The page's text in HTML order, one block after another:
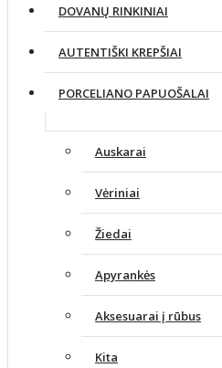
DOVANŲ RINKINIAI
AUTENTIŠKI KREPŠIAI
PORCELIANO PAPUOŠALAI
Auskarai
Vėriniai
Žiedai
Apyrankės
Aksesuarai į rūbus
Kita